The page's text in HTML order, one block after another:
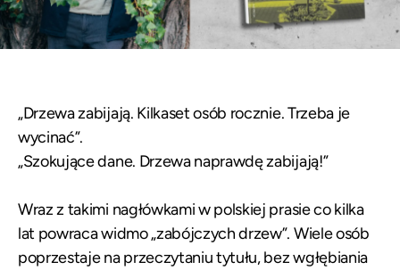
„Drzewa zabijają. Kilkaset osób rocznie. Trzeba je
wycinać”.
„Szokujące dane. Drzewa naprawdę zabijają!”
Wraz z takimi nagłówkami w polskiej prasie co kilka
lat powraca widmo „zabójczych drzew”. Wiele osób
poprzestaje na przeczytaniu tytułu, bez wgłębiania